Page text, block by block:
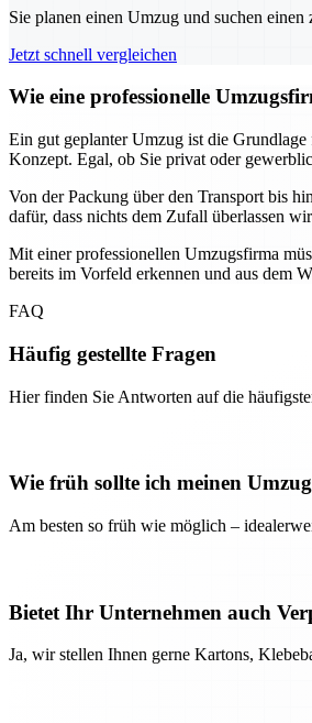
Sie planen einen Umzug und suchen
Jetzt schnell vergleichen
Wie eine professionelle
Ein gut geplanter Umzug ist die
Konzept. Egal, ob Sie privat oder
Von der Packung über den Transport bis
dafür, dass nichts dem Zufall überlassen
Mit einer professionellen Umzugsfirma
bereits im Vorfeld erkennen und aus dem
FAQ
Häufig gestellte Fragen
Hier finden Sie Antworten auf die
Wie früh sollte ich meinen
Am besten so früh wie möglich –
Bietet Ihr Unternehmen auch
Ja, wir stellen Ihnen gerne Kartons,